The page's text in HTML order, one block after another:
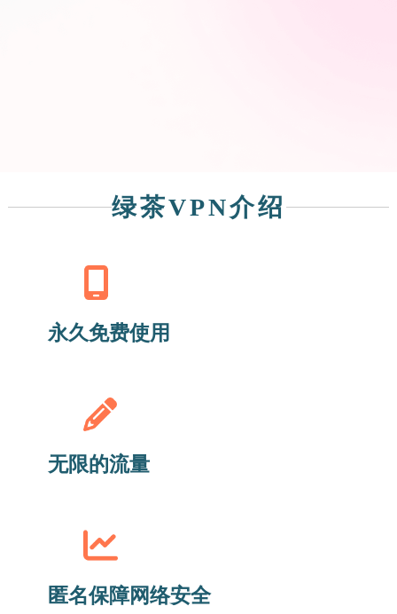
绿茶VPN介绍
永久免费使用
无限的流量
匿名保障网络安全